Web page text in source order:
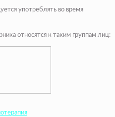
употреблять во время
относятся к таким группам лиц: